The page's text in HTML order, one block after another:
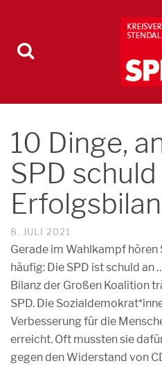
10 Dinge,
SPD
8. JULI 2021
Gerade im Wahlkampf
häufig: Die SPD ist schuld an
Bilanz der Großen Koalition
SPD. Die
Verbesserung für die
erreicht. Oft mussten sie
gegen den Widerstand von